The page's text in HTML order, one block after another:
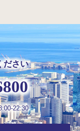
ださい
22:30